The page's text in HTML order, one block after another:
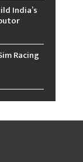
India’s
Racing